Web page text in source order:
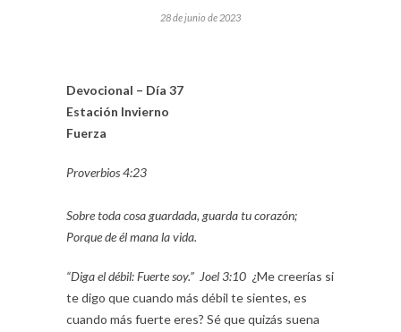
28 de junio de 2023
Devocional – Día 37
Estación Invierno
Fuerza
Proverbios 4:23
Sobre toda cosa guardada, guarda tu corazón;
Porque de él mana la vida.
“Diga el débil: Fuerte soy.” Joel 3:10 ¿Me creerías si
te digo que cuando más débil te sientes, es
cuando más fuerte eres? Sé que quizás suena